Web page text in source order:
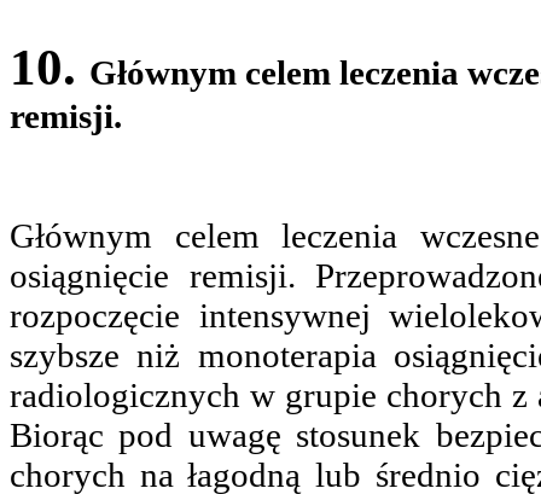
10. Głównym celem leczenia
remisji.
Głównym celem leczenia
osiągnięcie remisji.
rozpoczęcie intensywnej
szybsze niż monoterapia
radiologicznych w grupie chorych z
Biorąc pod uwagę stosunek
chorych na łagodną lub średnio